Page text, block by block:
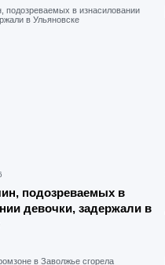
подозреваемых в
девочки, задержали в